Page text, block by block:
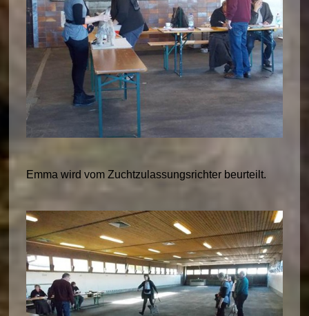
Emma wird vom Zuchtzulassungsrichter beurteilt.